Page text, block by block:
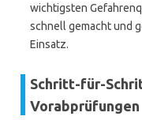
wichtigsten
schnell gemacht und
Einsatz.
Schritt-für-
Vorabprüfungen